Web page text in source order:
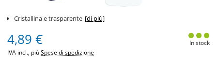
Cristallina e trasparente [di più]
4,89 €
IVA incl., piùSpese di spedizione
In stock